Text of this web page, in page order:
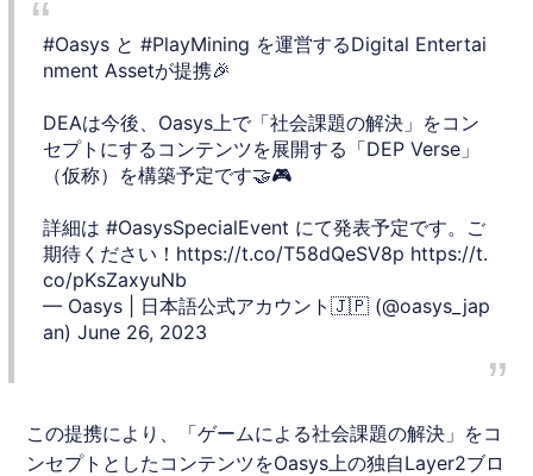
#Oasys と#PlayMining を運営するDigital Entertai
nment Assetが提携🎉
DEAは今後、Oasys上で「社会課題の解決」をコン
セプトにするコンテンツを展開する「DEP Verse」
（仮称）を構築予定です🤝🎮
詳細は#OasysSpecialEvent にて発表予定です。ご
期待ください！ https://t.co/T58dQeSV8p https://t.
co/pKsZaxyuNb
— Oasys | 日本語公式アカウント🇯🇵 (@oasys_jap
an)June 26, 2023
この提携により、「ゲームによる社会課題の解決」をコ
ンセプトとしたコンテンツをOasys 上の独自Layer2ブロ